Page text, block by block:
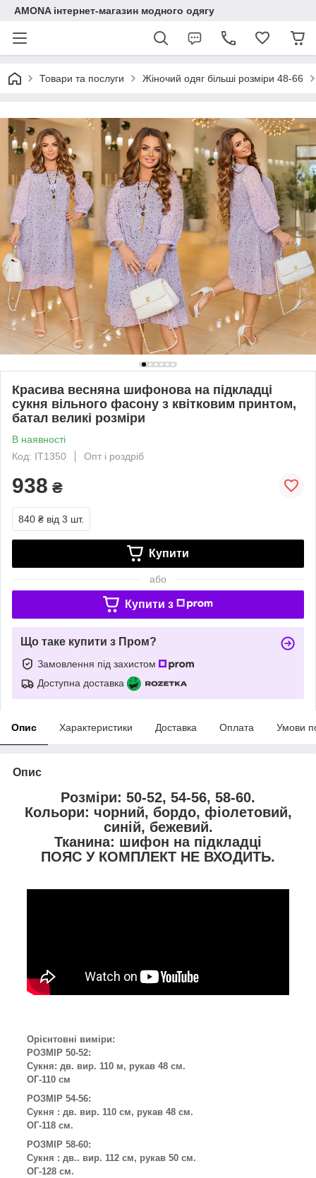
AMONA інтернет-магазин модного одягу
Товари та послуги Жіночий одяг більші розміри 48-66
Красива весняна шифонова на підкладці
сукня вільного фасону з квітковим принтом,
батал великі розміри
В наявності
Код: ІТ1350
Опт і роздріб
938 ₴
840 ₴ від 3 шт.
Купити
або
Купити з
Що таке купити з Пром?
Замовлення під захистом
Доступна доставка
Опис Характеристики Доставка Оплата Умови
Опис
Розміри: 50-52, 54-56, 58-60.
Кольори: чорний, бордо, фіолетовий,
синій, бежевий.
Тканина: шифон на підкладці
ПОЯС У КОМПЛЕКТ НЕ ВХОДИТЬ.
Орієнтовні виміри:
РОЗМІР 50-52:
Сукня: дв. вир. 110 м, рукав 48 см.
ОГ-110 см
РОЗМІР 54-56:
Сукня : дв. вир. 110 см, рукав 48 см.
ОГ-118 см.
РОЗМІР 58-60:
Сукня : дв.. вир. 112 см, рукав 50 см.
ОГ-128 см.